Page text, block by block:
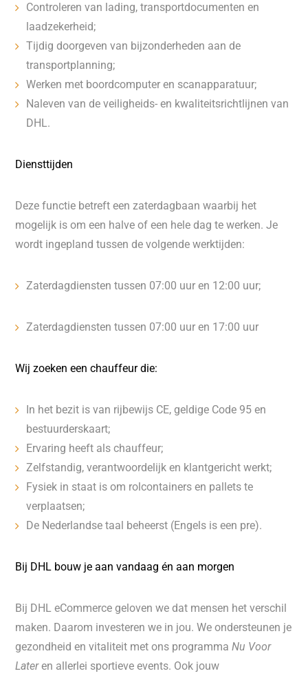
Controleren van lading, transportdocumenten en
laadzekerheid;
Tijdig doorgeven van bijzonderheden aan de
transportplanning;
Werken met boordcomputer en scanapparatuur;
Naleven van de veiligheids- en kwaliteitsrichtlijnen van
DHL.
Diensttijden
Deze functie betreft een zaterdagbaan waarbij het
mogelijk is om een halve of een hele dag te werken. Je
wordt ingepland tussen de volgende werktijden:
Zaterdagdiensten tussen 07:00 uur en 12:00 uur;
Zaterdagdiensten tussen 07:00 uur en 17:00 uur
Wij zoeken een chauffeur die:
In het bezit is van rijbewijs CE, geldige Code 95 en
bestuurderskaart;
Ervaring heeft als chauffeur;
Zelfstandig, verantwoordelijk en klantgericht werkt;
Fysiek in staat is om rolcontainers en pallets te
verplaatsen;
De Nederlandse taal beheerst (Engels is een pre).
Bij DHL bouw je aan vandaag én aan morgen
Bij DHL eCommerce geloven we dat mensen het verschil
maken. Daarom investeren we in jou. We ondersteunen je
gezondheid en vitaliteit met ons programma Nu Voor
Later en allerlei sportieve events. Ook jouw